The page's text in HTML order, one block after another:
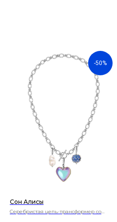
-50%
Сон Алисы
Серебристая цепь-трансформер со